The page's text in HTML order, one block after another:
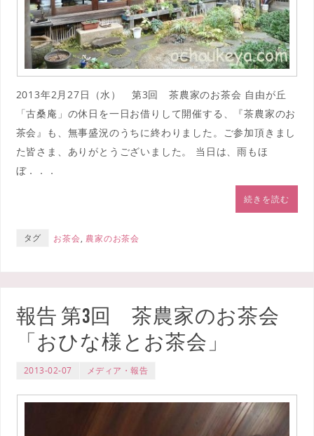
2013年2月27日（水） 第3回 茶農家のお茶会 自由が丘
「古桑庵」の休日を一日お借りして開催する、『茶農家のお
茶会』も、無事盛況のうちに終わりました。ご参加頂きまし
た皆さま、ありがとうございました。 当日は、雨もほ
ぼ．．．
続きを読む
タグ お茶会, 農家のお茶会
報告 第3回 茶農家のお茶会
「おひな様とお茶会」
2013-02-07 メディア・報告